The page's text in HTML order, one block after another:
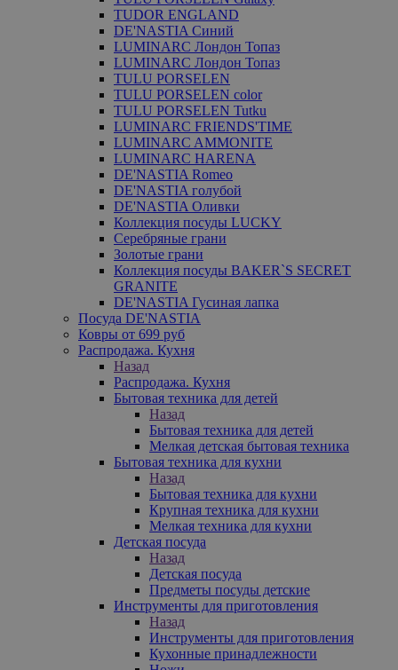
TUDOR ENGLAND
DE'NASTIA Синий
LUMINARC Лондон Топаз
LUMINARC Лондон Топаз
TULU PORSELEN
TULU PORSELEN color
TULU PORSELEN Tutku
LUMINARC FRIENDS'TIME
LUMINARC AMMONITE
LUMINARC HARENA
DE'NASTIA Romeo
DE'NASTIA голубой
DE'NASTIA Оливки
Коллекция посуды LUCKY
Серебряные грани
Золотые грани
Коллекция посуды BAKER`S SECRET
GRANITE
DE'NASTIA Гусиная лапка
Посуда DE'NASTIA
Ковры от 699 руб
Распродажа. Кухня
Назад
Распродажа. Кухня
Бытовая техника для детей
Назад
Бытовая техника для детей
Мелкая детская бытовая техника
Бытовая техника для кухни
Назад
Бытовая техника для кухни
Крупная техника для кухни
Мелкая техника для кухни
Детская посуда
Назад
Детская посуда
Предметы посуды детские
Инструменты для приготовления
Назад
Инструменты для приготовления
Кухонные принадлежности